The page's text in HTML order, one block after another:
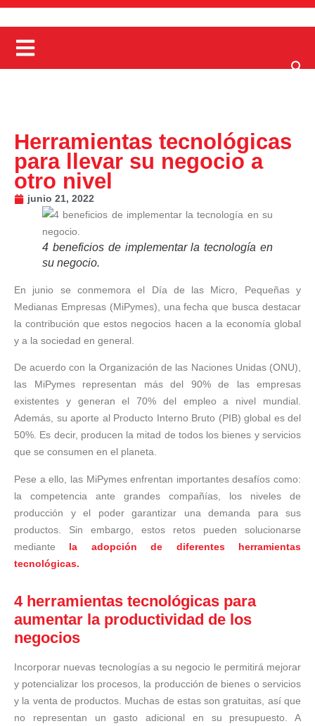
Herramientas tecnológicas
para llevar su negocio a
otro nivel
junio 21, 2022
4 beneficios de implementar la tecnología en
su negocio.
En junio se conmemora el Día de las Micro, Pequeñas y
Medianas Empresas (MiPymes), una fecha que busca destacar
la contribución que estos negocios hacen a la economía global
y a la sociedad en general.
De acuerdo con la Organización de las Naciones Unidas (ONU),
las MiPymes representan más del 90% de las empresas
existentes y generan el 70% del empleo a nivel mundial.
Además, su aporte al Producto Interno Bruto (PIB) global es del
50%. Es decir, producen la mitad de todos los bienes y servicios
que se consumen en el planeta.
Pese a ello, las MiPymes enfrentan importantes desafíos como:
la competencia ante grandes compañías, los niveles de
producción y el poder garantizar una demanda para sus
productos. Sin embargo, estos retos pueden solucionarse
mediante la adopción de diferentes herramientas
tecnológicas.
4 herramientas tecnológicas para
aumentar la productividad de los
negocios
Incorporar nuevas tecnologías a su negocio le permitirá mejorar
y potencializar los procesos, la producción de bienes o servicios
y la venta de productos. Muchas de estas son gratuitas, así que
no representan un gasto adicional en su presupuesto. A